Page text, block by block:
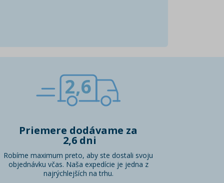
2,6
Priemere dodávame za
2,6 dni
Robíme maximum preto, aby ste dostali svoju
objednávku včas. Naša expedície je jedna z
najrýchlejších na trhu.